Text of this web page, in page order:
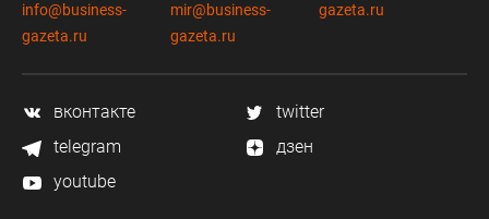
info@business-
gazeta.ru
mir@business-
gazeta.ru
gazeta.ru
вконтакте
twitter
telegram
дзен
youtube